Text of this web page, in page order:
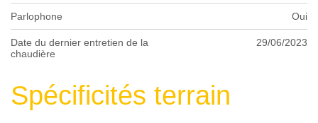
Parlophone Oui
Date du dernier entretien de la
chaudière
29/06/2023
Spécificités terrain